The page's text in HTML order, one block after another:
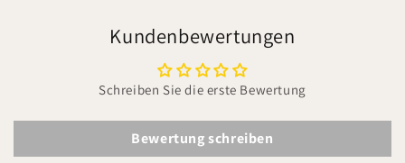
Kundenbewertungen
Schreiben Sie die erste Bewertung
Bewertung schreiben